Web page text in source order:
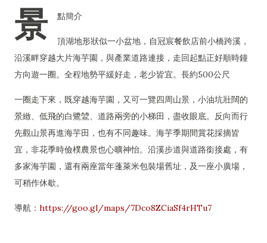
景 點簡介
頂湖地形狀似一小盆地，自冠宸餐飲店前小橋跨溪，
沿溪畔穿越大片海芋園，與產業道路連接，走回起點正好順時鐘
方向遊一圈。全程地勢平緩好走，老少皆宜。長約500公尺
一圈走下來，既穿越海芋園，又可一覽四周山景，小油坑壯闊的
景緻、低飛的白鷺鷥、道路兩旁的小梯田，盡收眼底。反向而行
先觀山景再進海芋田，也有不同趣味。海芋季期間賞花採摘皆
宜，非花季時儉樸農景也心曠神怡。沿溪步道與道路銜接處，有
多家海芋園，還有兩座當年蓬萊米包裝場舊址，及一座小廣場，
可稍作休歇。
導航： https://goo.gl/maps/7Dco8ZCiaSf4rHTu7